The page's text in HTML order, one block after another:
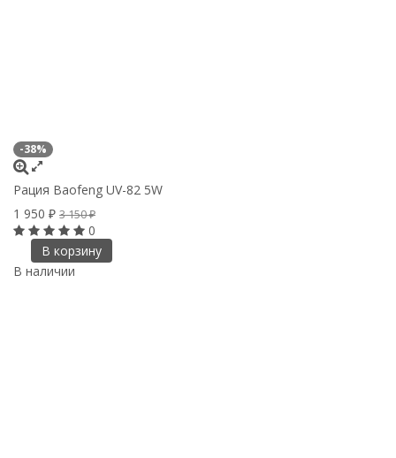
-38%
Рация Baofeng UV-82 5W
1 950 ₽ 3 150₽
0
В корзину
В наличии